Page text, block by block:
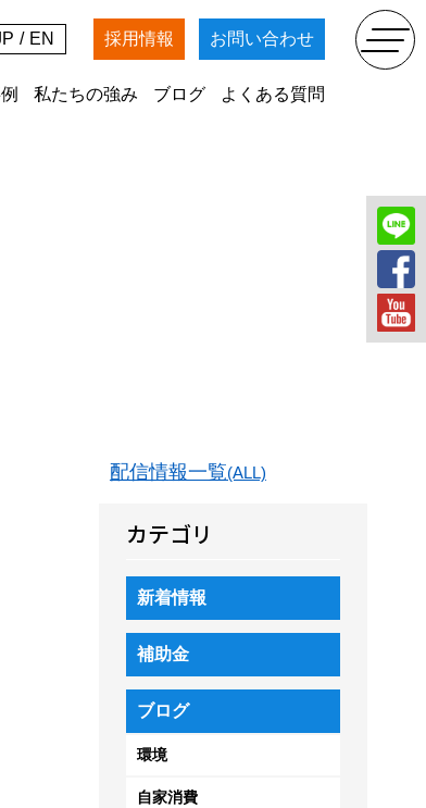
/ EN 採用情報 お問い合わせ
私たちの強み ブログ よくある質問
配信情報一覧(ALL)
カテゴリ
新着情報
補助金
環境
自家消費
ブログ